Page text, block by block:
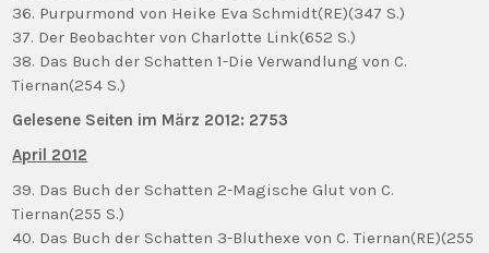
36. Purpurmond von Heike Eva Schmidt(RE)(347 S.)
37. Der Beobachter von Charlotte Link(652 S.)
38. Das Buch der Schatten 1-Die Verwandlung von C.
Tiernan(254 S.)
Gelesene Seiten im März 2012: 2753
April 2012
39. Das Buch der Schatten 2-Magische Glut von C.
Tiernan(255 S.)
40. Das Buch der Schatten 3-Bluthexe von C. Tiernan(RE)(255